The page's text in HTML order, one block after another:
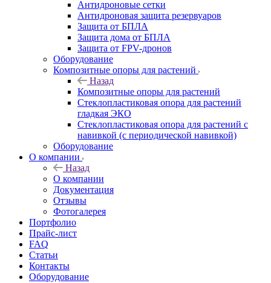
Антидроновые сетки
Антидроновая защита резервуаров
Защита от БПЛА
Защита дома от БПЛА
Защита от FPV-дронов
Оборудование
Композитные опоры для растений
Назад
Композитные опоры для растений
Стеклопластиковая опора для растений
гладкая ЭКО
Стеклопластиковая опора для растений с
навивкой (с периодической навивкой)
Оборудование
О компании
Назад
О компании
Документация
Отзывы
Фотогалерея
Портфолио
Прайс-лист
FAQ
Статьи
Контакты
Оборудование